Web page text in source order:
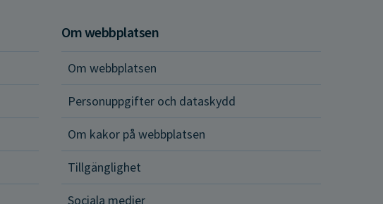
Om webbplatsen
Om webbplatsen
Personuppgifter och dataskydd
Om kakor på webbplatsen
Tillgänglighet
Sociala medier